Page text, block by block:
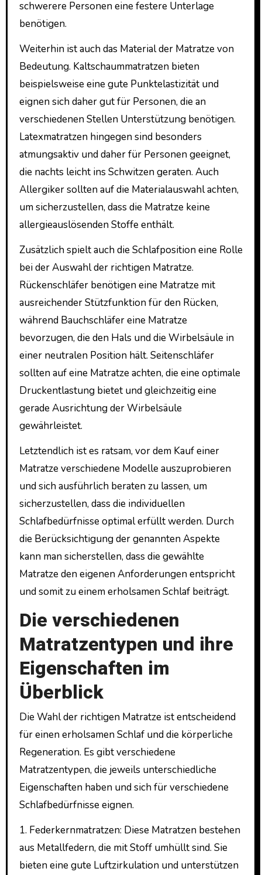
schwerere Personen eine festere Unterlage
benötigen.
Weiterhin ist auch das Material der Matratze von
Bedeutung. Kaltschaummatratzen bieten
beispielsweise eine gute Punktelastizität und
eignen sich daher gut für Personen, die an
verschiedenen Stellen Unterstützung benötigen.
Latexmatratzen hingegen sind besonders
atmungsaktiv und daher für Personen geeignet,
die nachts leicht ins Schwitzen geraten. Auch
Allergiker sollten auf die Materialauswahl achten,
um sicherzustellen, dass die Matratze keine
allergieauslösenden Stoffe enthält.
Zusätzlich spielt auch die Schlafposition eine Rolle
bei der Auswahl der richtigen Matratze.
Rückenschläfer benötigen eine Matratze mit
ausreichender Stützfunktion für den Rücken,
während Bauchschläfer eine Matratze
bevorzugen, die den Hals und die Wirbelsäule in
einer neutralen Position hält. Seitenschläfer
sollten auf eine Matratze achten, die eine optimale
Druckentlastung bietet und gleichzeitig eine
gerade Ausrichtung der Wirbelsäule
gewährleistet.
Letztendlich ist es ratsam, vor dem Kauf einer
Matratze verschiedene Modelle auszuprobieren
und sich ausführlich beraten zu lassen, um
sicherzustellen, dass die individuellen
Schlafbedürfnisse optimal erfüllt werden. Durch
die Berücksichtigung der genannten Aspekte
kann man sicherstellen, dass die gewählte
Matratze den eigenen Anforderungen entspricht
und somit zu einem erholsamen Schlaf beiträgt.
Die verschiedenen
Matratzentypen und ihre
Eigenschaften im
Überblick
Die Wahl der richtigen Matratze ist entscheidend
für einen erholsamen Schlaf und die körperliche
Regeneration. Es gibt verschiedene
Matratzentypen, die jeweils unterschiedliche
Eigenschaften haben und sich für verschiedene
Schlafbedürfnisse eignen.
1. Federkernmatratzen: Diese Matratzen bestehen
aus Metallfedern, die mit Stoff umhüllt sind. Sie
bieten eine gute Luftzirkulation und unterstützen